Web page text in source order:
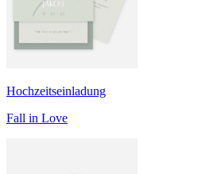
Hochzeitseinladung
Fall in Love